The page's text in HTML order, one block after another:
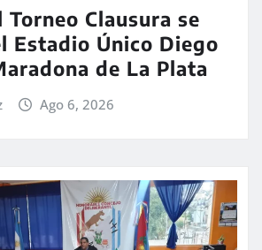
Clausura se
Estadio Único Diego
de La Plata
Ago 6, 2026